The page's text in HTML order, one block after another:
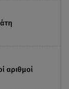
αριθμοί